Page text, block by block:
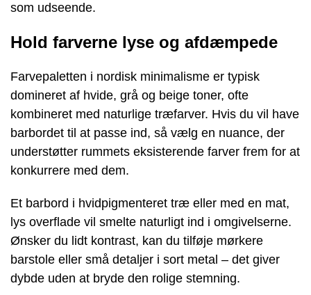
som udseende.
Hold farverne lyse og afdæmpede
Farvepaletten i nordisk minimalisme er typisk
domineret af hvide, grå og beige toner, ofte
kombineret med naturlige træfarver. Hvis du vil have
barbordet til at passe ind, så vælg en nuance, der
understøtter rummets eksisterende farver frem for at
konkurrere med dem.
Et barbord i hvidpigmenteret træ eller med en mat,
lys overflade vil smelte naturligt ind i omgivelserne.
Ønsker du lidt kontrast, kan du tilføje mørkere
barstole eller små detaljer i sort metal – det giver
dybde uden at bryde den rolige stemning.